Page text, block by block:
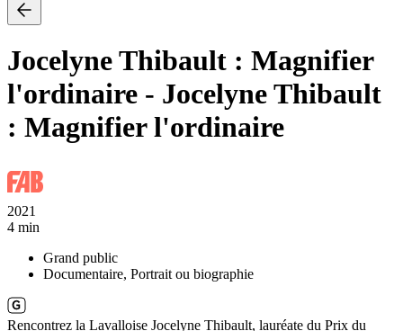
Jocelyne Thibault : Magnifier
l'ordinaire - Jocelyne Thibault
: Magnifier l'ordinaire
2021
4 min
Grand public
Documentaire, Portrait ou biographie
Rencontrez la Lavalloise Jocelyne Thibault, lauréate du Prix du